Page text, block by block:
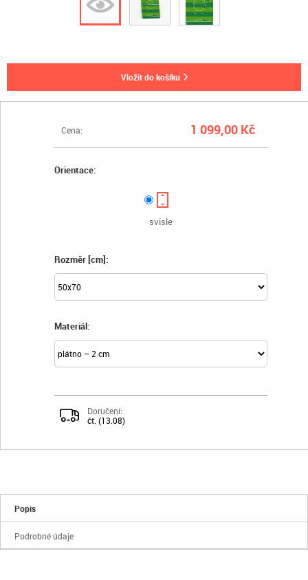
Cena: 1 099,00 Kč
Orientace:
svisle
Rozměr [cm]:
Materiál:
Doručení:
čt. (13.08)
vložit do košíku
Popis
Podrobné údaje